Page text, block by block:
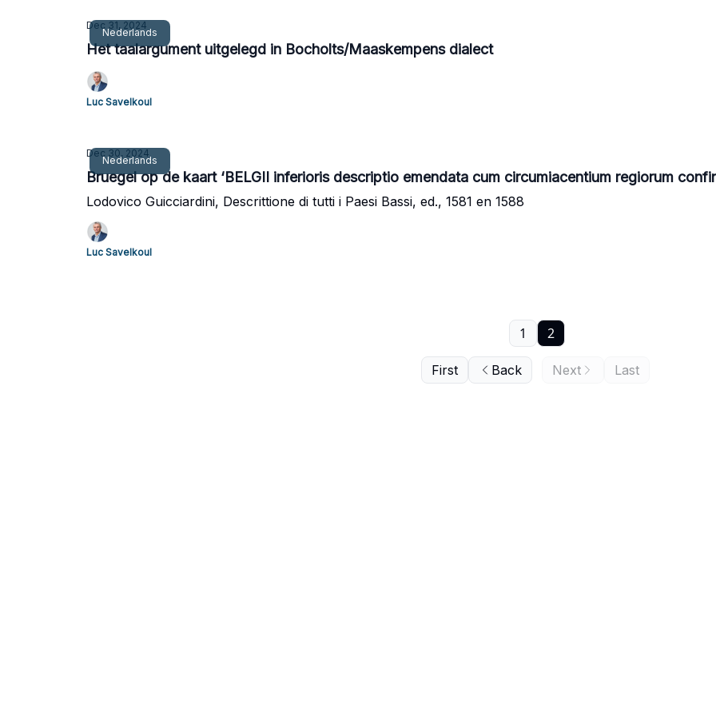
Nederlands
Dec 31, 2024
Het taalargument uitgelegd in Bocholts/Maaskempens dialect
Luc Savelkoul
Nederlands
Dec 30, 2024
Bruegel op de kaart ‘BELGII inferioris descriptio emendata cum circumiacentium regiorum
Lodovico Guicciardini, Descrittione di tutti i Paesi Bassi, ed., 1581 en 1588
Luc Savelkoul
First Back
1 2
Next Last